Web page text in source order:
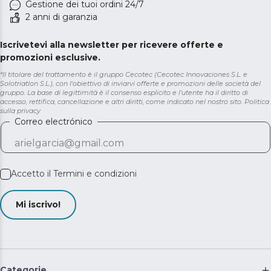
Gestione dei tuoi ordini 24/7
2 anni di garanzia
Iscrivetevi alla newsletter per ricevere offerte e
promozioni esclusive.
*Il titolare del trattamento è il gruppo Cecotec (Cecotec Innovaciones S.L. e
Solotriatlon S.L.), con l'obiettivo di inviarvi offerte e promozioni delle società del
gruppo. La base di legittimità è il consenso esplicito e l'utente ha il diritto di
accesso, rettifica, cancellazione e altri diritti, come indicato nel nostro sito. Politica
sulla privacy
Correo electrónico
Accetto il Termini e condizioni
Mi iscrivo!